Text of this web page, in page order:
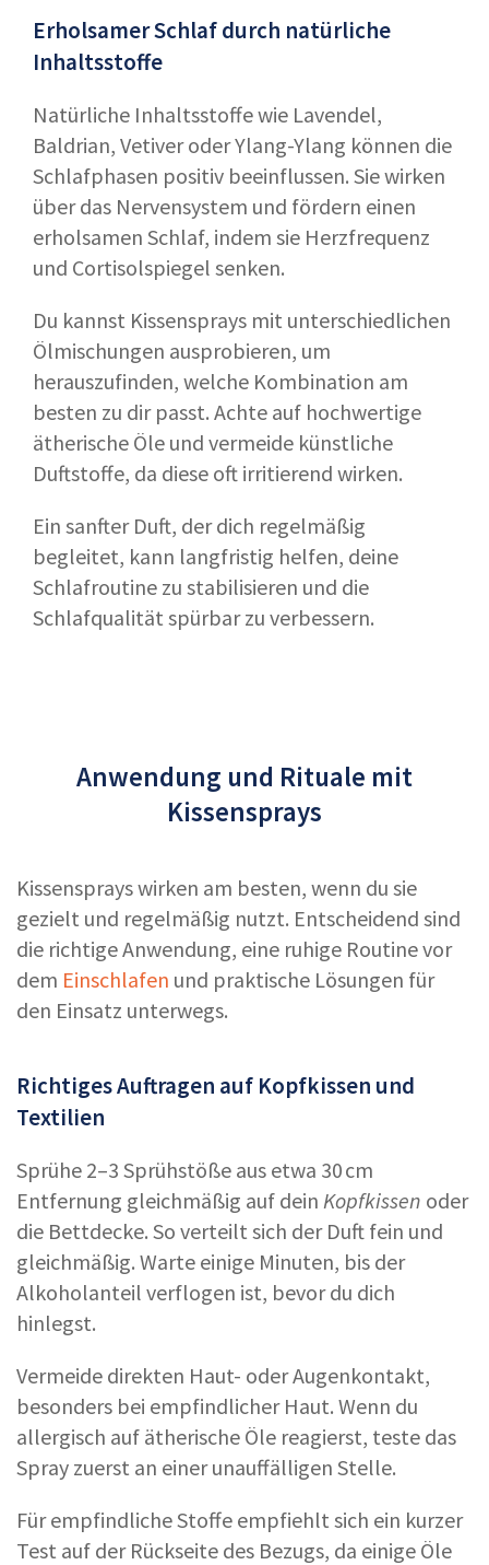
Erholsamer Schlaf durch natürliche
Inhaltsstoffe
Natürliche Inhaltsstoffe wie Lavendel,
Baldrian, Vetiver oder Ylang-Ylang können die
Schlafphasen positiv beeinflussen. Sie wirken
über das Nervensystem und fördern einen
erholsamen Schlaf, indem sie Herzfrequenz
und Cortisolspiegel senken.
Du kannst Kissensprays mit unterschiedlichen
Ölmischungen ausprobieren, um
herauszufinden, welche Kombination am
besten zu dir passt. Achte auf hochwertige
ätherische Öle und vermeide künstliche
Duftstoffe, da diese oft irritierend wirken.
Ein sanfter Duft, der dich regelmäßig
begleitet, kann langfristig helfen, deine
Schlafroutine zu stabilisieren und die
Schlafqualität spürbar zu verbessern.
Anwendung und Rituale mit
Kissensprays
Kissensprays wirken am besten, wenn du sie
gezielt und regelmäßig nutzt. Entscheidend sind
die richtige Anwendung, eine ruhige Routine vor
dem Einschlafen und praktische Lösungen für
den Einsatz unterwegs.
Richtiges Auftragen auf Kopfkissen und
Textilien
Sprühe 2–3 Sprühstöße aus etwa 30 cm
Entfernung gleichmäßig auf dein Kopfkissen oder
die Bettdecke. So verteilt sich der Duft fein und
gleichmäßig. Warte einige Minuten, bis der
Alkoholanteil verflogen ist, bevor du dich
hinlegst.
Vermeide direkten Haut- oder Augenkontakt,
besonders bei empfindlicher Haut. Wenn du
allergisch auf ätherische Öle reagierst, teste das
Spray zuerst an einer unauffälligen Stelle.
Für empfindliche Stoffe empfiehlt sich ein kurzer
Test auf der Rückseite des Bezugs, da einige Öle